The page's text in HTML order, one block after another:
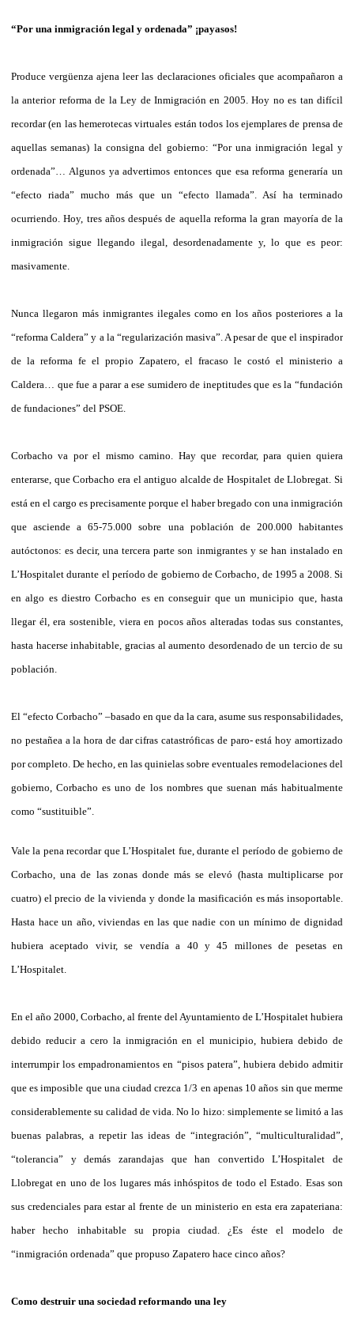
“Por una inmigración legal y ordenada” ¡payasos!
Produce vergüenza ajena leer las declaraciones oficiales que acompañaron a
la anterior reforma de la Ley de Inmigración en 2005. Hoy no es tan difícil
recordar (en las hemerotecas virtuales están todos los ejemplares de prensa de
aquellas semanas) la consigna del gobierno: “Por una inmigración legal y
ordenada”… Algunos ya advertimos entonces que esa reforma generaría un
“efecto riada” mucho más que un “efecto llamada”. Así ha terminado
ocurriendo. Hoy, tres años después de aquella reforma la gran mayoría de la
inmigración sigue llegando ilegal, desordenadamente y, lo que es peor:
masivamente.
Nunca llegaron más inmigrantes ilegales como en los años posteriores a la
“reforma Caldera” y a la “regularización masiva”. A pesar de que el inspirador
de la reforma fe el propio Zapatero, el fracaso le costó el ministerio a
Caldera… que fue a parar a ese sumidero de ineptitudes que es la “fundación
de fundaciones” del PSOE.
Corbacho va por el mismo camino. Hay que recordar, para quien quiera
enterarse, que Corbacho era el antiguo alcalde de Hospitalet de Llobregat. Si
está en el cargo es precisamente porque el haber bregado con una inmigración
que asciende a 65-75.000 sobre una población de 200.000 habitantes
autóctonos: es decir, una tercera parte son inmigrantes y se han instalado en
L’Hospitalet durante el período de gobierno de Corbacho, de 1995 a 2008. Si
en algo es diestro Corbacho es en conseguir que un municipio que, hasta
llegar él, era sostenible, viera en pocos años alteradas todas sus constantes,
hasta hacerse inhabitable, gracias al aumento desordenado de un tercio de su
población.
El “efecto Corbacho” –basado en que da la cara, asume sus responsabilidades,
no pestañea a la hora de dar cifras catastróficas de paro- está hoy amortizado
por completo. De hecho, en las quinielas sobre eventuales remodelaciones del
gobierno, Corbacho es uno de los nombres que suenan más habitualmente
como “sustituible”.
Vale la pena recordar que L’Hospitalet fue, durante el período de gobierno de
Corbacho, una de las zonas donde más se elevó (hasta multiplicarse por
cuatro) el precio de la vivienda y donde la masificación es más insoportable.
Hasta hace un año, viviendas en las que nadie con un mínimo de dignidad
hubiera aceptado vivir, se vendía a 40 y 45 millones de pesetas en
L’Hospitalet.
En el año 2000, Corbacho, al frente del Ayuntamiento de L’Hospitalet hubiera
debido reducir a cero la inmigración en el municipio, hubiera debido de
interrumpir los empadronamientos en “pisos patera”, hubiera debido admitir
que es imposible que una ciudad crezca 1/3 en apenas 10 años sin que merme
considerablemente su calidad de vida. No lo hizo: simplemente se limitó a las
buenas palabras, a repetir las ideas de “integración”, “multiculturalidad”,
“tolerancia” y demás zarandajas que han convertido L’Hospitalet de
Llobregat en uno de los lugares más inhóspitos de todo el Estado. Esas son
sus credenciales para estar al frente de un ministerio en esta era zapateriana:
haber hecho inhabitable su propia ciudad. ¿Es éste el modelo de
“inmigración ordenada” que propuso Zapatero hace cinco años?
Como destruir una sociedad reformando una ley